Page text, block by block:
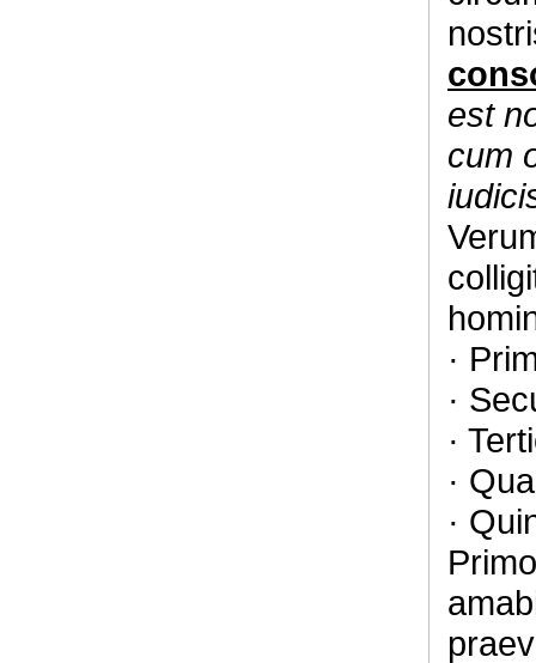
est
cum
·
·
·
·
·